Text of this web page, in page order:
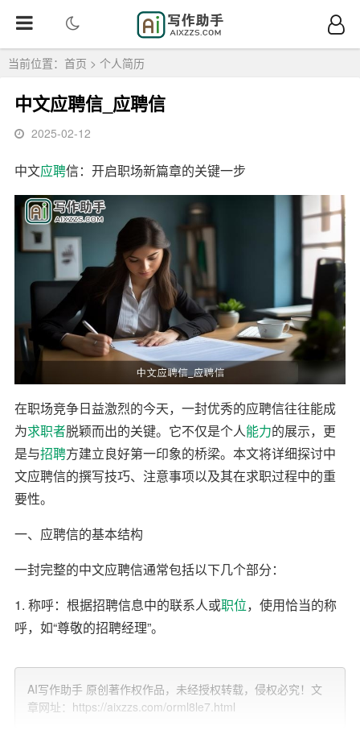
当前位置： 首页 > 个人简历
中文应聘信_应聘信
2025-02-12
中文应聘信：开启职场新篇章的关键一步
在职场竞争日益激烈的今天，一封优秀的应聘信往往能成
为求职者脱颖而出的关键。它不仅是个人能力的展示，更
是与招聘方建立良好第一印象的桥梁。本文将详细探讨中
文应聘信的撰写技巧、注意事项以及其在求职过程中的重
要性。
一、应聘信的基本结构
一封完整的中文应聘信通常包括以下几个部分：
1. 称呼：根据招聘信息中的联系人或职位，使用恰当的称
呼，如“尊敬的招聘经理”。
2. 开头：简短介绍自己，说明写信的目的，即应聘哪个职
位。
AI写作助手 原创著作权作品，未经授权转载，侵权必究！文
章网址：https://aixzzs.com/orml8le7.html